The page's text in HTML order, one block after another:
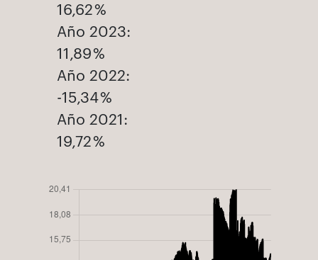
16,62 %
Año 2023:
11,89 %
Año 2022:
-15,34 %
Año 2021:
19,72 %